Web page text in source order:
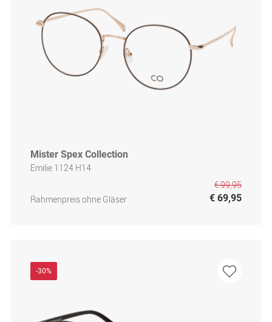
Mister Spex Collection
Emilie 1124 H14
Rahmenpreis ohne Gläser
€ 99,95
€ 69,95
-30%